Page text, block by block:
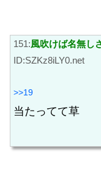
151:風吹けば名無し
ID:SZKz8iLY0.net
>>19
当たってて草